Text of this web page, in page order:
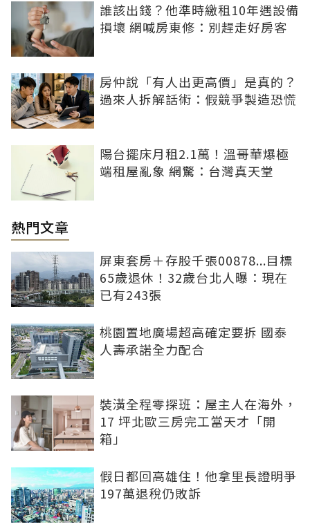
誰該出錢？他準時繳租10年遇設備
損壞 網喊房東修：別趕走好房客
房仲說「有人出更高價」是真的？
過來人拆解話術：假競爭製造恐慌
陽台擺床月租2.1萬！溫哥華爆極
端租屋亂象 網驚：台灣真天堂
熱門文章
屏東套房＋存股千張00878...目標
65歲退休！32歲台北人曝：現在
已有243張
桃園置地廣場超高確定要拆 國泰
人壽承諾全力配合
裝潢全程零探班：屋主人在海外，
17 坪北歐三房完工當天才「開
箱」
假日都回高雄住！他拿里長證明爭
197萬退稅仍敗訴